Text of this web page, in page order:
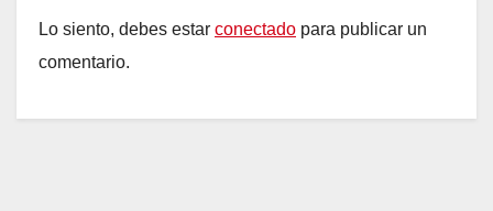
Lo siento, debes estar conectado para publicar un
comentario.